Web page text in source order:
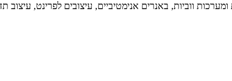
ווביות, באנרים אנימטיביים, עיצובים לפרינט, עיצוב